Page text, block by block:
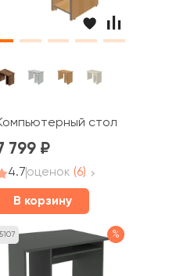
стол правый А-
799
4.7оценок (6)
В корзину
%